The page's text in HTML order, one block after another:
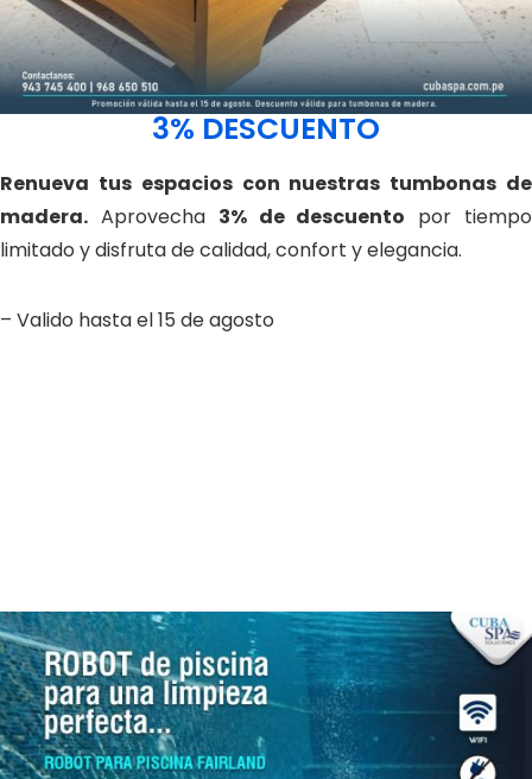
3% DESCUENTO
Renueva tus espacios con nuestras tumbonas de
madera. Aprovecha 3% de descuento por tiempo
limitado y disfruta de calidad, confort y elegancia.
– Valido hasta el 15 de agosto